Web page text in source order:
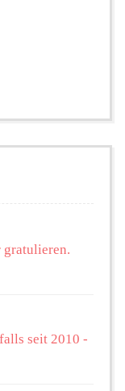
gratulieren.
seit 2010 -